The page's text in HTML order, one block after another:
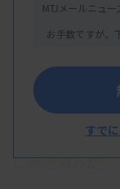
2024年4月～6
する出荷調整
通常時の供給
はじめ、日本
本臨床検査医
に報告済みだ。
MTJメールニュ
お手数ですが、
すで